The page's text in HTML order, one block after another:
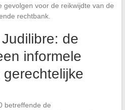
gevolgen voor de reikwijdte van de
rechtbank.
de
informele
gerechtelijke
betreffende de